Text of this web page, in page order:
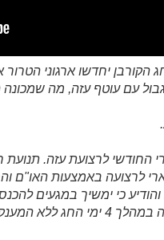
הקורבן יחדשו ארגוני
עם עוטף עזה, מה שמכונה
החודשי לרצועת עזה.
לרצועה באמצעות האו"ם
כי ימשיך במגעים
100 דולר למשפחה.